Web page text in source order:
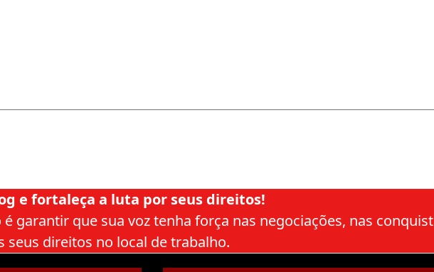
e fortaleça a luta por seus direitos!
garantir que sua voz tenha força nas negociações, nas
seus direitos no local de trabalho.